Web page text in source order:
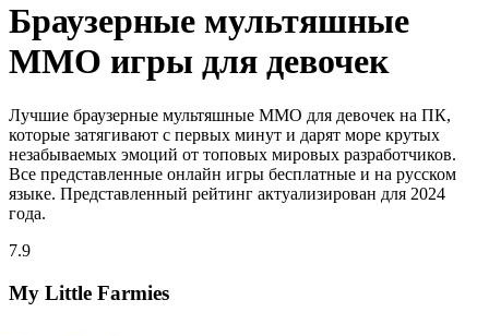
Браузерные мультяшные
MMO игры для девочек
Лучшие браузерные мультяшные MMO для девочек на ПК,
которые затягивают с первых минут и дарят море крутых
незабываемых эмоций от топовых мировых разработчиков.
Все представленные онлайн игры бесплатные и на русском
языке. Представленный рейтинг актуализирован для 2024
года.
7.9
My Little Farmies